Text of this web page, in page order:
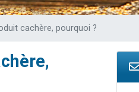
cachère, pourquoi ?